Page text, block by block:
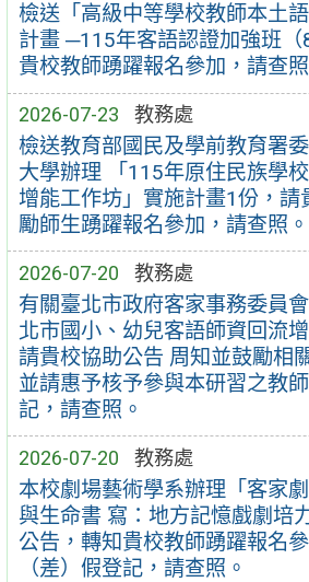
檢送「高級中等學校教師本土
計畫 ─115年客語認證加強班
貴校教師踴躍報名參加，請查照
2026-07-23 教務處
檢送教育部國民及學前教育署
大學辦理 「115年原住民族學
增能工作坊」實施計畫1份，請
勵師生踴躍報名參加，請查照。
2026-07-20 教務處
有關臺北市政府客家事務委員
北市國小、幼兒客語師資回流
請貴校協助公告 周知並鼓勵相
並請惠予核予參與本研習之教
記，請查照。
2026-07-20 教務處
本校劇場藝術學系辦理「客家
與生命書 寫：地方記憶戲劇培
公告，轉知貴校教師踴躍報名
（差）假登記，請查照。